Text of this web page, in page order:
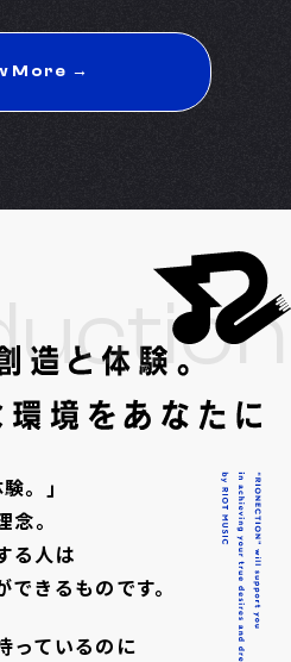
More →
。｣
。
る人は
きるものです。
っているのに